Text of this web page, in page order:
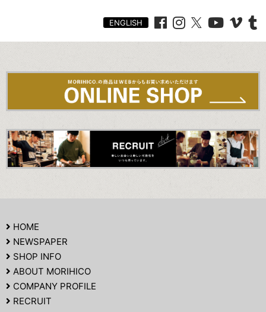
ENGLISH
HOME
NEWSPAPER
SHOP INFO
ABOUT MORIHICO
COMPANY PROFILE
RECRUIT